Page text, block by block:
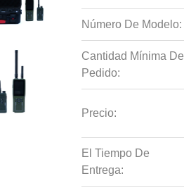
Número De Modelo:
Cantidad Mínima De
Pedido:
Precio:
El Tiempo De
Entrega: